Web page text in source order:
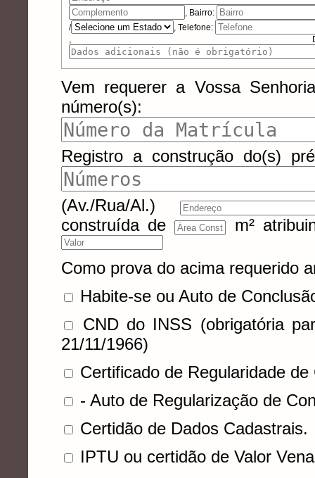
, Bairro:
/
, Telefone:
, Dados
Vem requerer a Vossa
número(s):
Registro a construção do(s)
(Av./Rua/Al.)
construída de
m²
Como prova do acima requerido
Habite-se ou Auto de
CND do INSS (obrigatória
21/11/1966)
Certificado de Regularidade de
- Auto de Regularização de
Certidão de Dados Cadastrais.
IPTU ou certidão de Valor